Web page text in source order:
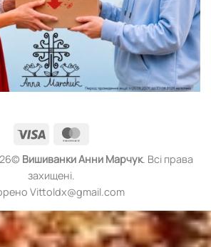
Visa
ВишиванкиАнни Марчук. Всі права
захищені.
Vittoldx@gmail.com